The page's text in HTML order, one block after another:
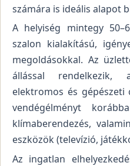
számára is ideális alapot
A helyiség mintegy
szalon kialakítású,
megoldásokkal. Az
állással rendelkezik,
elektromos és gépészeti
vendégélményt
klímaberendezés,
eszközök (televízió,
Az ingatlan